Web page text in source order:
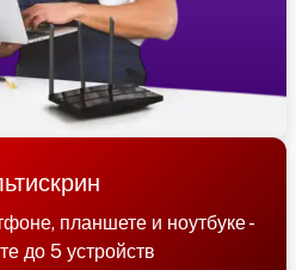
планшете и ноутбуке -
до 5 устройств